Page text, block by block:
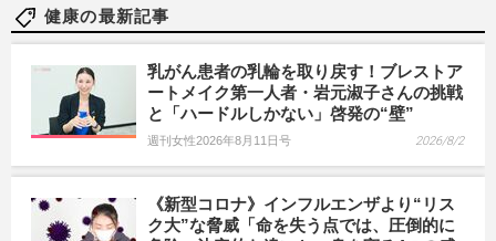
健康の最新記事
乳がん患者の乳輪を取り戻す！ブレストア
ートメイク第一人者・岩元淑子さんの挑戦
と「ハードルしかない」啓発の“壁”
週刊女性2026年8月11日号 2026/8/2
《新型コロナ》インフルエンザより“リス
ク大”な脅威「命を失う点では、圧倒的に